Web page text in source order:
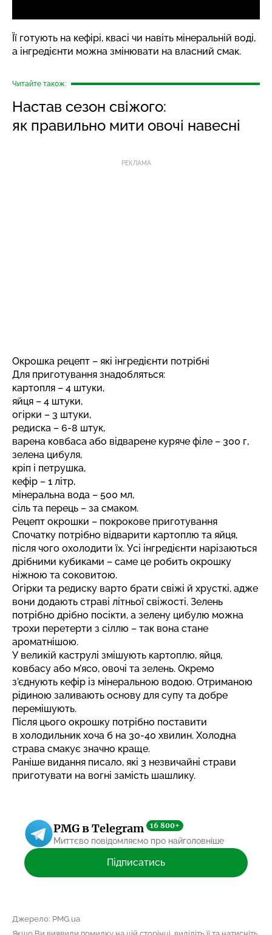
Її готують на кефірі, квасі чи навіть мінеральній воді,
а інгредієнти можна змінювати на власний смак.
Читайте також:
Настав сезон свіжого:
як правильно мити овочі навесні
РЕКЛАМА
Окрошка рецепт – які інгредієнти потрібні
Для приготування знадобляться:
картопля – 4 штуки,
яйця – 4 штуки,
огірки – 3 штуки,
редиска – 6-8 штук,
варена ковбаса або відварене куряче філе – 300 г,
зелена цибуля,
кріп і петрушка,
кефір – 1 літр,
мінеральна вода – 500 мл,
сіль та перець – за смаком.
Рецепт окрошки – покрокове приготування
Спочатку потрібно відварити картоплю та яйця,
після чого охолодити їх. Усі інгредієнти нарізаються
дрібними кубиками – саме це робить окрошку
ніжною та соковитою.
Огірки та редиску варто брати свіжі й хрусткі, адже
вони додають страві літньої свіжості. Зелень
потрібно дрібно посікти, а зелену цибулю можна
трохи перетерти з сіллю – так вона стане
ароматнішою.
У великій каструлі змішують картоплю, яйця,
ковбасу або м’ясо, овочі та зелень. Окремо
з’єднують кефір із мінеральною водою. Отриманою
рідиною заливають основу для супу та добре
перемішують.
Після цього окрошку потрібно поставити
в холодильник хоча б на 30-40 хвилин. Холодна
страва смакує значно краще.
Раніше видання писало, які 3 незвичайні страви
приготувати на вогні замість шашлику.
PMG в Telegram 16 800+
Миттєво повідомляємо про найголовніше
Підписатись
Джерело: PMG.ua
Якщо Ви виявили помилку на цій сторінці, виділіть її та натисніть